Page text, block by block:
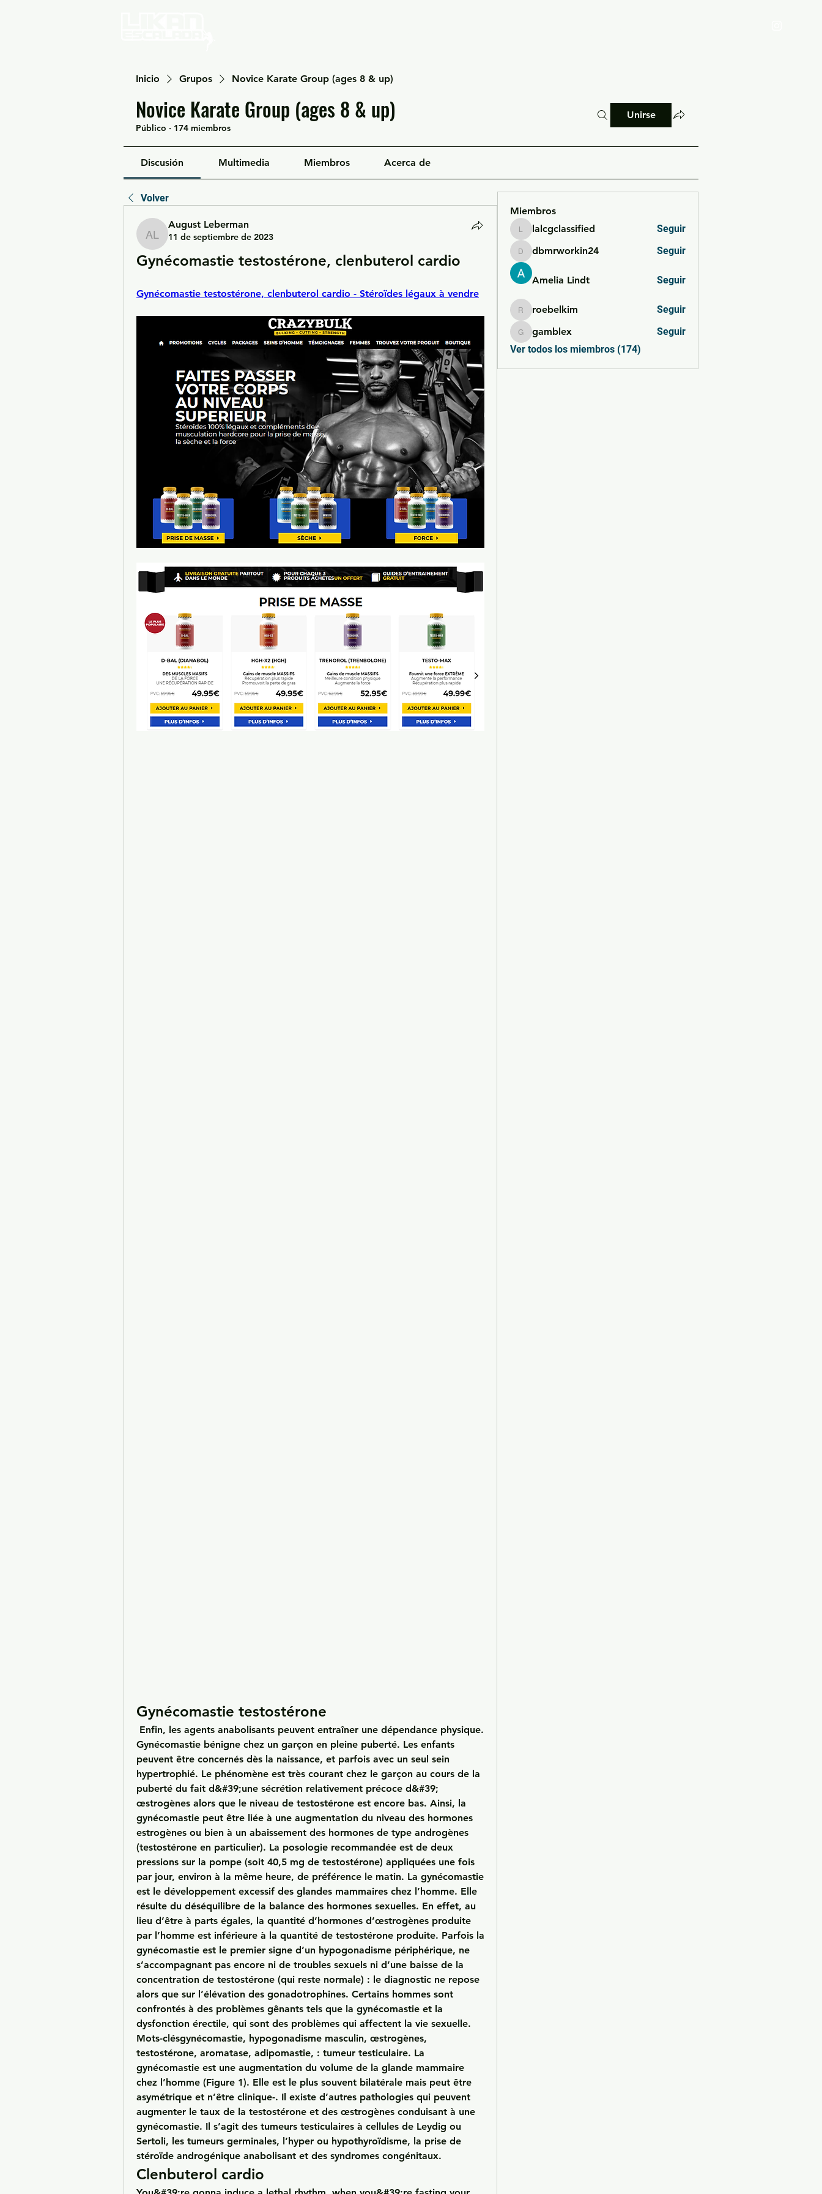
Inicio Grupos Novice Karate Group (ages 8 & up)
Novice Karate Group (ages 8 & up)
Público · 174 miembros
Unirse
Discusión Multimedia Miembros Acerca de
Volver
August Leberman
August Leberman
11 de septiembre de 2023
Gynécomastie testostérone, clenbuterol cardio
Gynécomastie testostérone, clenbuterol cardio - Stéroïdes légaux à vendre
Gynécomastie testostérone
Gynécomastie bénigne chez un garçon en pleine puberté. Les enfants
peuvent être concernés dès la naissance, et parfois avec un seul sein
hypertrophié. Le phénomène est très courant chez le garçon au cours de la
puberté du fait d&#39;une sécrétion relativement précoce d&#39;
œstrogènes alors que le niveau de testostérone est encore bas. Ainsi, la
gynécomastie peut être liée à une augmentation du niveau des hormones
estrogènes ou bien à un abaissement des hormones de type androgènes
(testostérone en particulier). La posologie recommandée est de deux
pressions sur la pompe (soit 40,5 mg de testostérone) appliquées une fois
par jour, environ à la même heure, de préférence le matin. La gynécomastie
est le développement excessif des glandes mammaires chez l’homme. Elle
résulte du déséquilibre de la balance des hormones sexuelles. En effet, au
lieu d’être à parts égales, la quantité d’hormones d’œstrogènes produite
par l’homme est inférieure à la quantité de testostérone produite. Parfois la
gynécomastie est le premier signe d’un hypogonadisme périphérique, ne
s’accompagnant pas encore ni de troubles sexuels ni d’une baisse de la
concentration de testostérone (qui reste normale) : le diagnostic ne repose
alors que sur l’élévation des gonadotrophines. Certains hommes sont
confrontés à des problèmes gênants tels que la gynécomastie et la
dysfonction érectile, qui sont des problèmes qui affectent la vie sexuelle.
Mots-clésgynécomastie, hypogonadisme masculin, œstrogènes,
testostérone, aromatase, adipomastie, : tumeur testiculaire. La
gynécomastie est une augmentation du volume de la glande mammaire
chez l’homme (Figure 1). Elle est le plus souvent bilatérale mais peut être
asymétrique et n’être clinique-. Il existe d’autres pathologies qui peuvent
augmenter le taux de la testostérone et des œstrogènes conduisant à une
gynécomastie. Il s’agit des tumeurs testiculaires à cellules de Leydig ou
Sertoli, les tumeurs germinales, l’hyper ou hypothyroïdisme, la prise de
stéroïde androgénique anabolisant et des syndromes congénitaux.
Clenbuterol cardio
Miembros
lalcgclassified
lalcgclassified Seguir
dbmrworkin24
dbmrworkin24 Seguir
Amelia Lindt Seguir
roebelkim
roebelkim Seguir
gamblex
gamblex
Seguir
Ver todos los miembros (174)